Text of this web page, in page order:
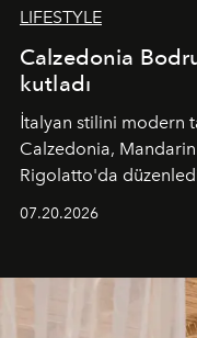
LIFESTYLE
Calzedonia
kutladı
İtalyan stilini modern
Calzedonia,
Rigolatto'da
07.20.2026